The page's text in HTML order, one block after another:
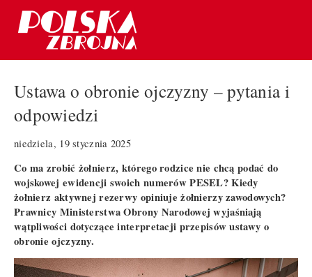
Ustawa o obronie ojczyzny – pytania i
odpowiedzi
niedziela, 19 stycznia 2025
Co ma zrobić żołnierz, którego rodzice nie chcą podać do
wojskowej ewidencji swoich numerów PESEL? Kiedy
żołnierz aktywnej rezerwy opiniuje żołnierzy zawodowych?
Prawnicy Ministerstwa Obrony Narodowej wyjaśniają
wątpliwości dotyczące interpretacji przepisów ustawy o
obronie ojczyzny.